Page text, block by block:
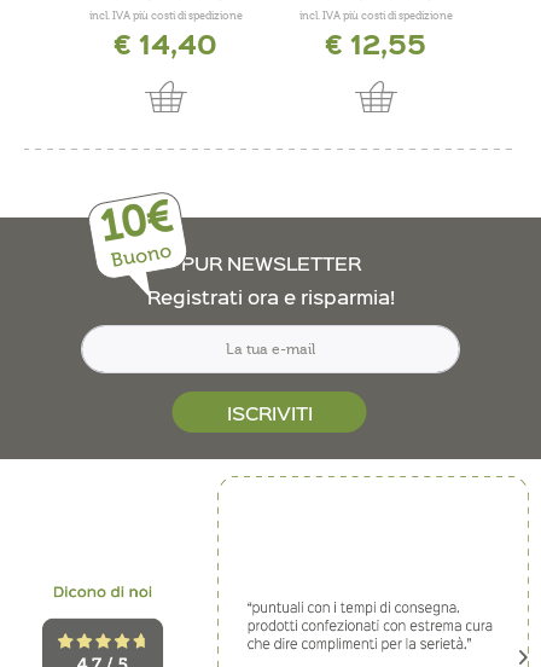
incl. IVA più costi di spedizione
€ 14,40
incl. IVA più costi di spedizione
€ 12,55
10€
Buono PUR NEWSLETTER
Registrati ora e risparmia!
ISCRIVITI